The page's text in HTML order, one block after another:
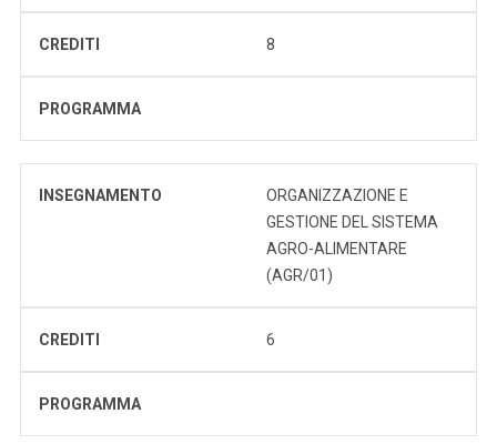
CREDITI 8
PROGRAMMA
INSEGNAMENTO
ORGANIZZAZIONE E
GESTIONE DEL SISTEMA
AGRO-ALIMENTARE
(AGR/01)
CREDITI 6
PROGRAMMA